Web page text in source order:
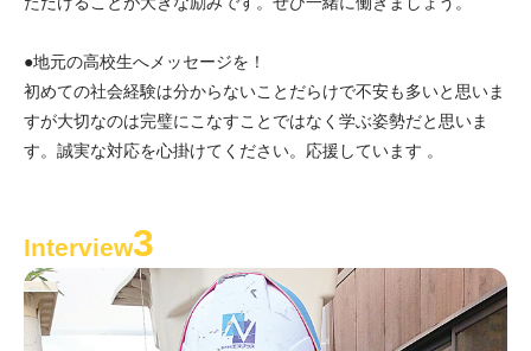
●地元の高校生へメッセージを！
初めての社会経験は分からないことだらけで不安も多いと思いま
すが大切なのは完璧にこなすことではなく学ぶ姿勢だと思いま
す。誠実な対応を心掛けてください。応援しています 。
Interview3